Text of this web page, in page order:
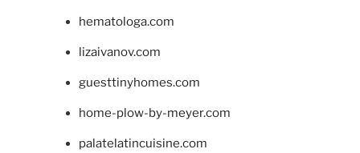
hematologa.com
lizaivanov.com
guesttinyhomes.com
home-plow-by-meyer.com
palatelatincuisine.com